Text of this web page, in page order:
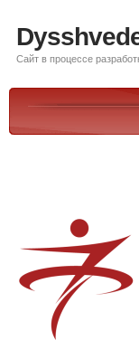
Сайт в процессе